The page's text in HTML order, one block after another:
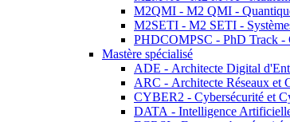
M2QMI - M2 QMI -
M2SETI - M2 SETI -
PHDCOMPSC - PhD Track -
Mastère spécialisé
ADE - Architecte Digital
ARC - Architecte Réseaux et
CYBER2 - Cybersécurité et
DATA - Intelligence